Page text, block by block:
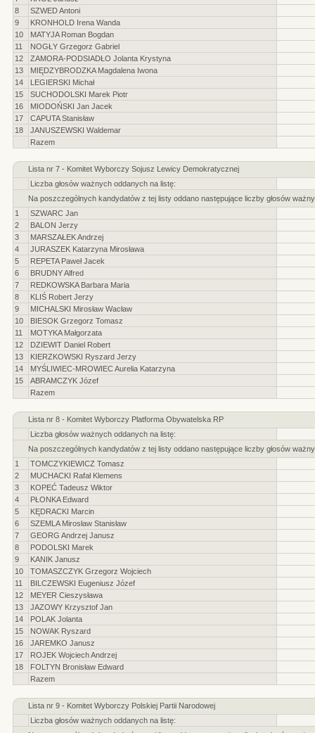
8
SZWED Antoni
9
KRONHOLD Irena Wanda
10
MATYJA Roman Bogdan
11
NOGŁY Grzegorz Gabriel
12
ZAMORA-PODSIADŁO Jolanta Krystyna
13
MIĘDZYBRODZKA Magdalena Iwona
14
LEGIERSKI Michał
15
SUCHODOLSKI Marek Piotr
16
MIODOŃSKI Jan Jacek
17
CAPUTA Stanisław
18
JANUSZEWSKI Waldemar
Razem
Lista nr 7 - Komitet Wyborczy Sojusz Lewicy Demokratycznej
Liczba głosów ważnych oddanych na listę:
Na poszczególnych kandydatów z tej listy oddano następujące liczby głosów
1
SZWARC Jan
2
BALON Jerzy
3
MARSZAŁEK Andrzej
4
JURASZEK Katarzyna Mirosława
5
REPETA Paweł Jacek
6
BRUDNY Alfred
7
REDKOWSKA Barbara Maria
8
KLIŚ Robert Jerzy
9
MICHALSKI Mirosław Wacław
10
BIESOK Grzegorz Tomasz
11
MOTYKA Małgorzata
12
DZIEWIT Daniel Robert
13
KIERZKOWSKI Ryszard Jerzy
14
MYŚLIWIEC-MROWIEC Aurelia Katarzyna
15
ABRAMCZYK Józef
Razem
Lista nr 8 - Komitet Wyborczy Platforma Obywatelska RP
Liczba głosów ważnych oddanych na listę:
Na poszczególnych kandydatów z tej listy oddano następujące liczby głosów
1
TOMCZYKIEWICZ Tomasz
2
MUCHACKI Rafał Klemens
3
KOPEĆ Tadeusz Wiktor
4
PŁONKA Edward
5
KĘDRACKI Marcin
6
SZEMLA Mirosław Stanisław
7
GEORG Andrzej Janusz
8
PODOLSKI Marek
9
KANIK Janusz
10
TOMASZCZYK Grzegorz Wojciech
11
BILCZEWSKI Eugeniusz Józef
12
MEYER Cieszysława
13
JAZOWY Krzysztof Jan
14
POLAK Jolanta
15
NOWAK Ryszard
16
JAREMKO Janusz
17
ROJEK Wojciech Andrzej
18
FOLTYN Bronisław Edward
Razem
Lista nr 9 - Komitet Wyborczy Polskiej Partii Narodowej
Liczba głosów ważnych oddanych na listę: